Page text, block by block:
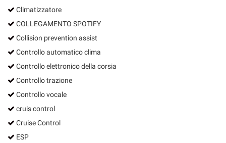
Climatizzatore
COLLEGAMENTO SPOTIFY
Collision prevention assist
Controllo automatico clima
Controllo elettronico della corsia
Controllo trazione
Controllo vocale
cruis control
Cruise Control
ESP